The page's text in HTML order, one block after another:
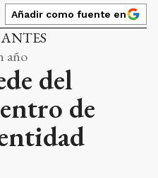
Añadir como fuente en
año
del
de